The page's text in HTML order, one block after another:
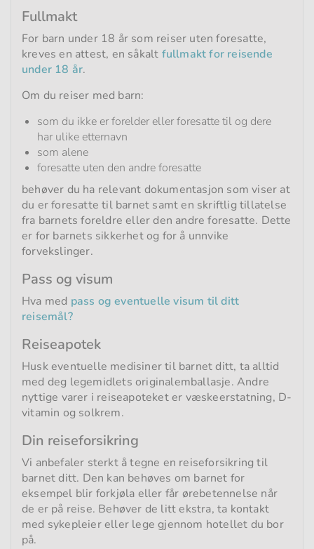
Fullmakt
For barn under 18 år som reiser uten foresatte,
kreves en attest, en såkalt fullmakt for reisende
under 18 år.
Om du reiser med barn:
som du ikke er forelder eller foresatte til og dere
har ulike etternavn
som alene
foresatte uten den andre foresatte
behøver du ha relevant dokumentasjon som viser at
du er foresatte til barnet samt en skriftlig tillatelse
fra barnets foreldre eller den andre foresatte. Dette
er for barnets sikkerhet og for å unnvike
forvekslinger.
Pass og visum
Hva med pass og eventuelle visum til ditt
reisemål?
Reiseapotek
Husk eventuelle medisiner til barnet ditt, ta alltid
med deg legemidlets originalemballasje. Andre
nyttige varer i reiseapoteket er væskeerstatning, D-
vitamin og solkrem.
Din reiseforsikring
Vi anbefaler sterkt å tegne en reiseforsikring til
barnet ditt. Den kan behøves om barnet for
eksempel blir forkjøla eller får ørebetennelse når
de er på reise. Behøver de litt ekstra, ta kontakt
med sykepleier eller lege gjennom hotellet du bor
på.